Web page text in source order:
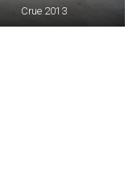
Crue 2013